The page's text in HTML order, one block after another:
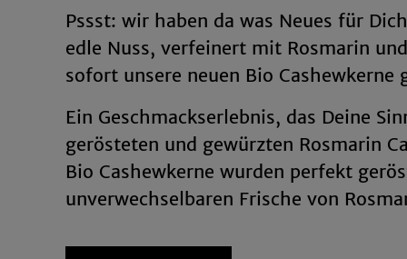
Pssst: wir haben da was Neues für
edle Nuss, verfeinert mit Rosmarin
sofort unsere neuen Bio
Ein Geschmackserlebnis, das Deine
gerösteten und gewürzten Rosmarin
Bio Cashewkerne wurden perfekt
unverwechselbaren Frische von